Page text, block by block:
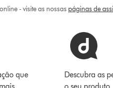
- visite as nossas páginas de
que
Descubra as